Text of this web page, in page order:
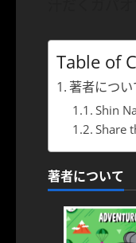
Table of
著者につい
Shin
Share
著者について